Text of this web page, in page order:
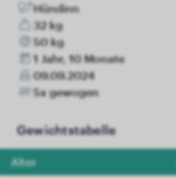
Hündinn
32 kg
50 kg
1 Jahr, 10 Monate
09.09.2024
5x gewogen
Gewichtstabelle
Alter